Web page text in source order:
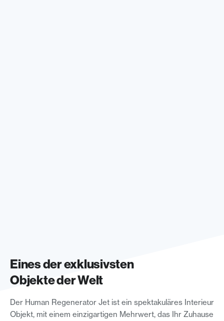
Eines der exklusivsten
Objekte der Welt
Der Human Regenerator Jet ist ein spektakuläres Interieur
Objekt, mit einem einzigartigen Mehrwert, das Ihr Zuhause